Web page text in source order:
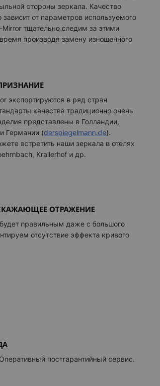
стороны зеркала. Качество
зависит от параметров используемого
Mirror тщательно следим за этими
производя замену изношенного
экспортируются в ряд стран
качества традиционно очень
представлены в Голландии,
Германии (derspiegelmann.de).
встретить наши зеркала в отелях
Krallerhof и др.
ОТРАЖЕНИЕ
правильным даже с большого
отсутствие эффекта кривого
постгарантийный сервис.